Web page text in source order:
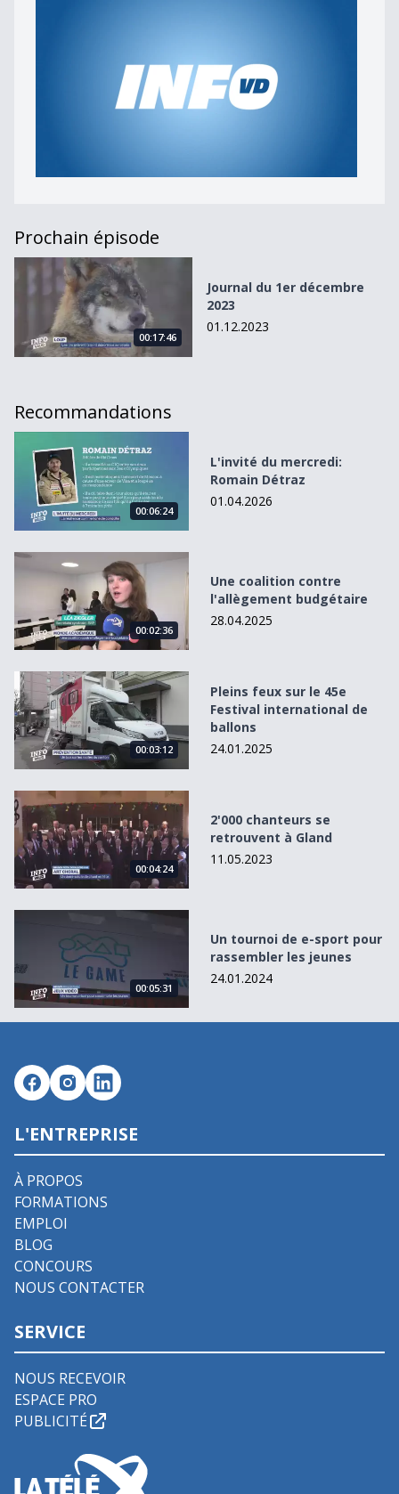
Prochain épisode
Journal du 1er décembre 2023
00:17:46
Journal du 1er décembre
2023
01.12.2023
Recommandations
L&#039;invité du mercredi: Romain Détraz
00:06:24
L'invité du mercredi:
Romain Détraz
01.04.2026
Une coalition contre l&#039;allègement budgétaire
00:02:36
Une coalition contre
l'allègement budgétaire
28.04.2025
Pleins feux sur le 45e Festival international de ballons
00:03:12
Pleins feux sur le 45e
Festival international de
ballons
24.01.2025
2&#039;000 chanteurs se retrouvent à Gland
00:04:24
2'000 chanteurs se
retrouvent à Gland
11.05.2023
Un tournoi de e-sport pour rassembler les jeunes
00:05:31
Un tournoi de e-sport pour
rassembler les jeunes
24.01.2024
L'ENTREPRISE
À PROPOS
FORMATIONS
EMPLOI
BLOG
CONCOURS
NOUS CONTACTER
SERVICE
NOUS RECEVOIR
ESPACE PRO
PUBLICITÉ